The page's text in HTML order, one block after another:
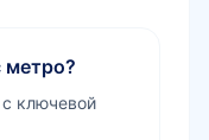
метро?
ключевой